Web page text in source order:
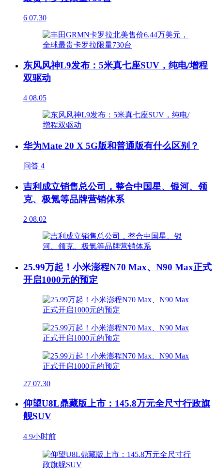
6 07.30
东风风神L9发布：5米真七座SUV，纯电/增程
双驱动
4 08.05
华为Mate 20 X 5G版和普通版有什么区别？
问答 4
吉利成立销售总公司，整合中国星、银河、领
克、极氪等品牌营销体系
2 08.02
25.99万起！小米澎程N70 Max、N90 Max正式
开启1000元的预定
27 07.30
仰望U8L鼎藏版上市：145.8万元全尺寸行政旗
舰SUV
4 9小时前